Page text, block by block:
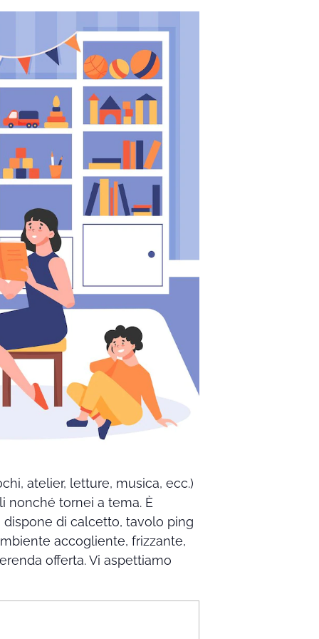
atelier, letture, musica, ecc.)
tornei a tema. È
di calcetto, tavolo ping
accogliente, frizzante,
offerta. Vi aspettiamo